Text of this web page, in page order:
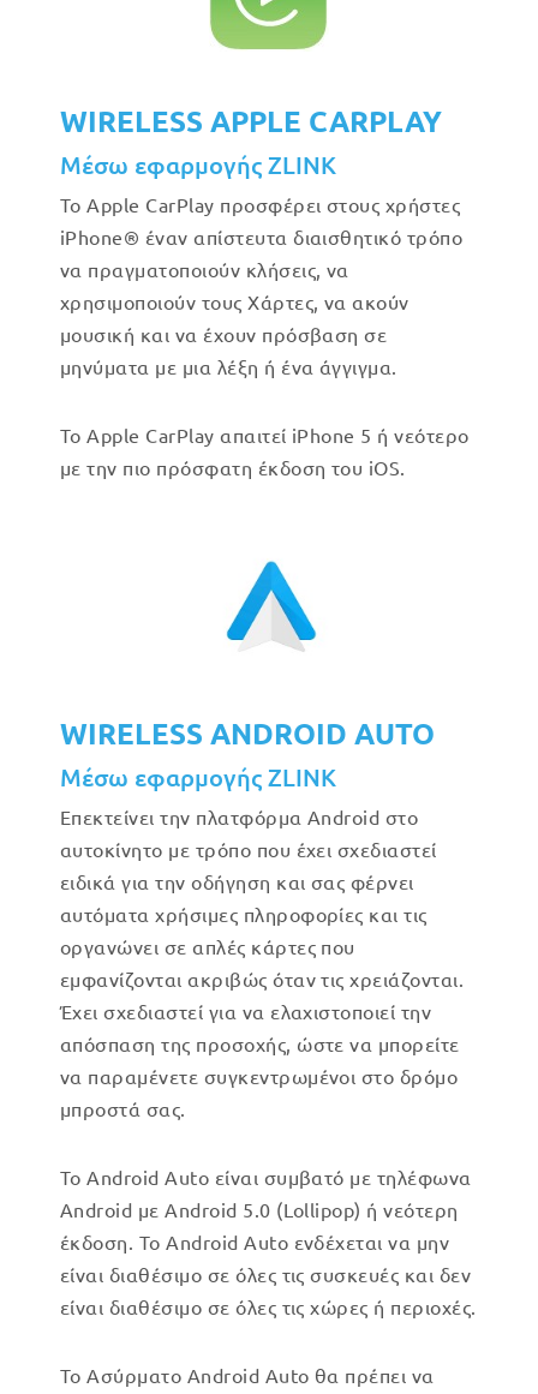
WIRELESS APPLE CARPLAY
Μέσω εφαρμογής ZLINK
Το Apple CarPlay προσφέρει στους χρήστες
iPhone® έναν απίστευτα διαισθητικό τρόπο
να πραγματοποιούν κλήσεις, να
χρησιμοποιούν τους Χάρτες, να ακούν
μουσική και να έχουν πρόσβαση σε
μηνύματα με μια λέξη ή ένα άγγιγμα.
Το Apple CarPlay απαιτεί iPhone 5 ή νεότερο
με την πιο πρόσφατη έκδοση του iOS.
WIRELESS ANDROID AUTO
Μέσω εφαρμογής ZLINK
Επεκτείνει την πλατφόρμα Android στο
αυτοκίνητο με τρόπο που έχει σχεδιαστεί
ειδικά για την οδήγηση και σας φέρνει
αυτόματα χρήσιμες πληροφορίες και τις
οργανώνει σε απλές κάρτες που
εμφανίζονται ακριβώς όταν τις χρειάζονται.
Έχει σχεδιαστεί για να ελαχιστοποιεί την
απόσπαση της προσοχής, ώστε να μπορείτε
να παραμένετε συγκεντρωμένοι στο δρόμο
μπροστά σας.
Το Android Auto είναι συμβατό με τηλέφωνα
Android με Android 5.0 (Lollipop) ή νεότερη
έκδοση. Το Android Auto ενδέχεται να μην
είναι διαθέσιμο σε όλες τις συσκευές και δεν
είναι διαθέσιμο σε όλες τις χώρες ή περιοχές.
Το Ασύρματο Android Auto θα πρέπει να